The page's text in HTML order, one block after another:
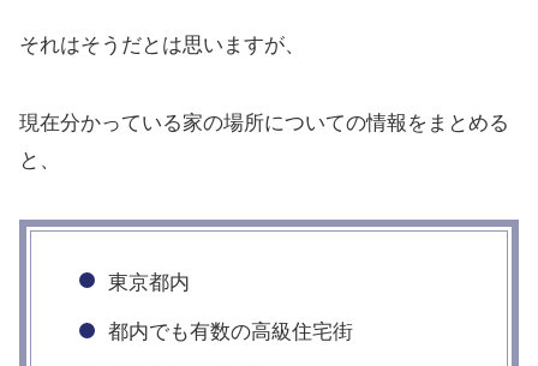
それはそうだとは思いますが、
現在分かっている家の場所についての情報をまとめる
と、
東京都内
都内でも有数の高級住宅街